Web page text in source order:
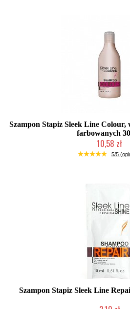
Szampon Stapiz Sleek Line Colour,
farbowanych
10,58 zł
Duża ilość (wysyłka
5/5
Szampon Stapiz Sleek Line